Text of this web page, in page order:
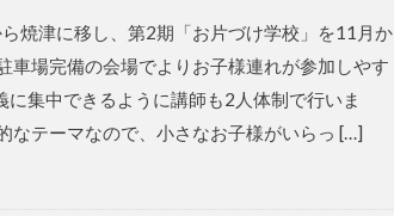
焼津に移し、第2期「お片づけ学校」を11月か
車場完備の会場でよりお子様連れが参加しやす
集中できるように講師も2人体制で行いま
なテーマなので、小さなお子様がいらっ […]